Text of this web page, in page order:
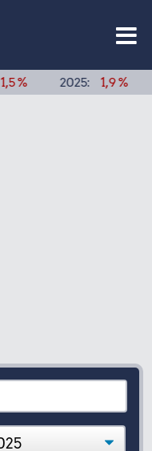
2025: 1,9 % 2024: